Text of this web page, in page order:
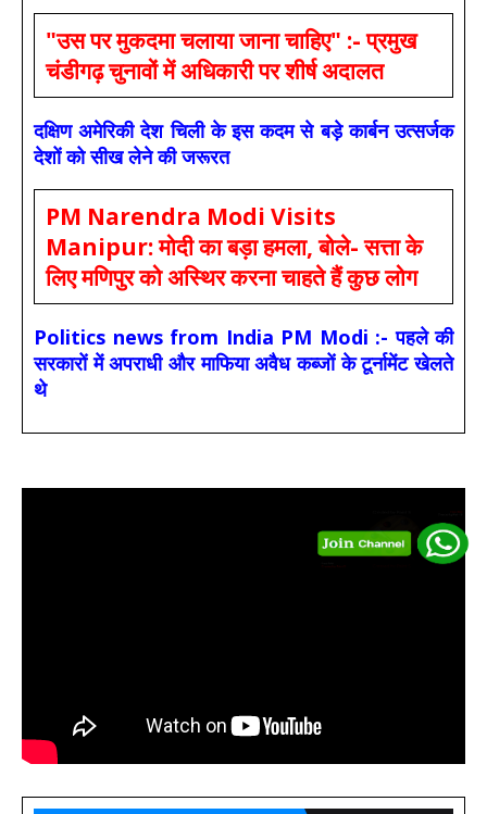
"उस पर मुकदमा चलाया जाना चाहिए" :- प्रमुख
चंडीगढ़ चुनावों में अधिकारी पर शीर्ष अदालत
दक्षिण अमेरिकी देश चिली के इस कदम से बड़े कार्बन उत्सर्जक
देशों को सीख लेने की जरूरत
PM Narendra Modi Visits
Manipur: मोदी का बड़ा हमला, बोले- सत्ता के
लिए मणिपुर को अस्थिर करना चाहते हैं कुछ लोग
Politics news from India PM Modi :- पहले की
सरकारों में अपराधी और माफिया अवैध कब्जों के टूर्नामेंट खेलते
थे